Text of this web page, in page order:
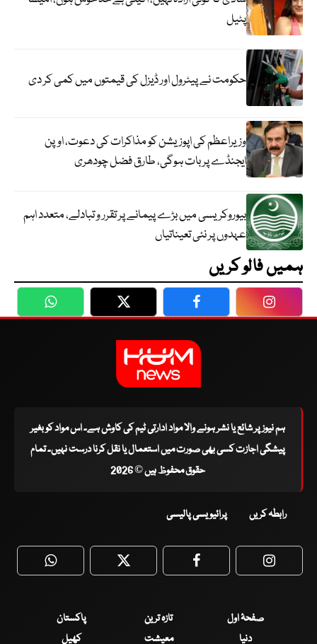
پٹیل
حکومت نے پیٹرول اور ڈیزل کی قیمتوں میں کمی کر دی
وزیراعظم کی اپوزیشن کو مذاکرات کی دعوت، اوپن
ایجنڈے پر بات ہوگی، طارق فضل چودھری
بیوروکریسی میں بڑے پیمانے پر تقرر و تبادلے، متعدد اہم
عہدوں پر نئی تعیناتیاں
ہمیں فالو کریں
WhatsApp Twitter Facebook
ہم نیوز پر شائع یا نشر ہونے والا مواد ادارتی ٹیم کی کاوش ہے۔ اس مواد کو بغیر
پیشگی اجازت کسی بھی صورت میں استعمال یا نقل کرنا درست نہیں۔ تمام
حقوق محفوظ ہیں © 2026
رابطہ کریں پرائیویسی پالیسی
WhatsApp Twitter Facebook
صفحۂ اول تازہ ترین
پاکستان
دنیا
معیشت کھیل